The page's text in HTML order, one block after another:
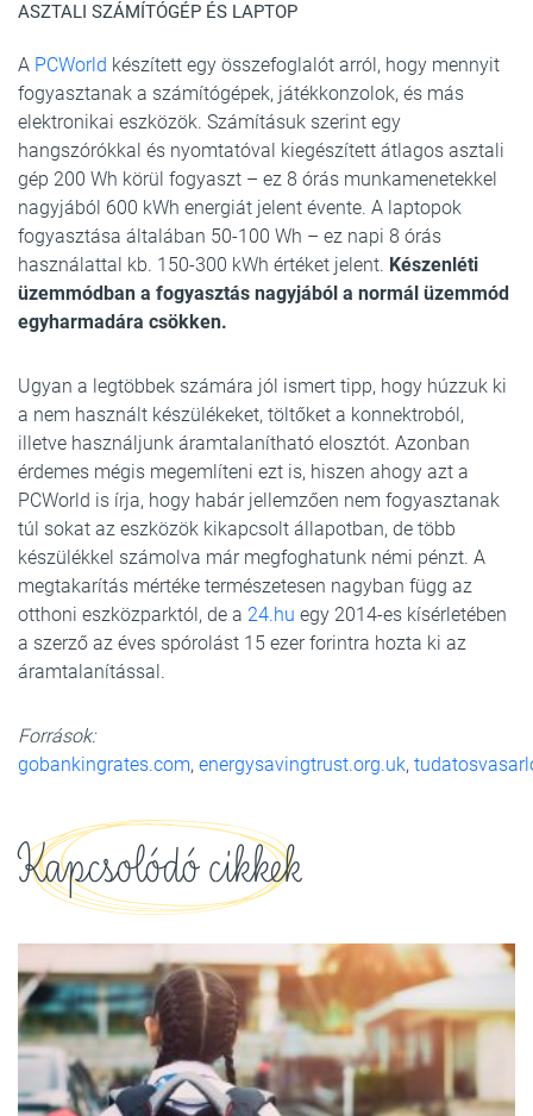
ASZTALI SZÁMÍTÓGÉP ÉS LAPTOP
A PCWorld készített egy összefoglalót arról, hogy mennyit
fogyasztanak a számítógépek, játékkonzolok, és más
elektronikai eszközök. Számításuk szerint egy
hangszórókkal és nyomtatóval kiegészített átlagos asztali
gép 200 Wh körül fogyaszt – ez 8 órás munkamenetekkel
nagyjából 600 kWh energiát jelent évente. A laptopok
fogyasztása általában 50-100 Wh – ez napi 8 órás
használattal kb. 150-300 kWh értéket jelent. Készenléti
üzemmódban a fogyasztás nagyjából a normál üzemmód
egyharmadára csökken.
Ugyan a legtöbbek számára jól ismert tipp, hogy húzzuk ki
a nem használt készülékeket, töltőket a konnektroból,
illetve használjunk áramtalanítható elosztót. Azonban
érdemes mégis megemlíteni ezt is, hiszen ahogy azt a
PCWorld is írja, hogy habár jellemzően nem fogyasztanak
túl sokat az eszközök kikapcsolt állapotban, de több
készülékkel számolva már megfoghatunk némi pénzt. A
megtakarítás mértéke természetesen nagyban függ az
otthoni eszközparktól, de a 24.hu egy 2014-es kísérletében
a szerző az éves spórolást 15 ezer forintra hozta ki az
áramtalanítással.
Források:
gobankingrates.com, energysavingtrust.org.uk,
Kapcsolódó cikkek